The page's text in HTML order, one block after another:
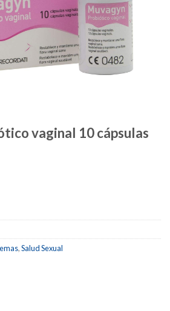
vaginal 10 cápsulas
,Salud Sexual